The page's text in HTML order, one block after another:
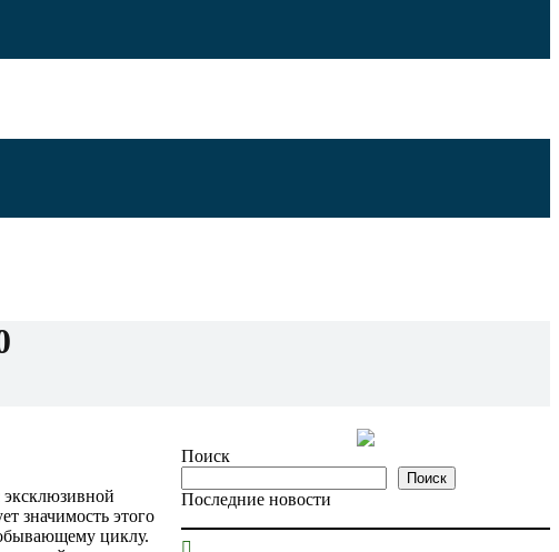
эксклюзивной
значимость этого
циклу.
Поиск
Поиск
Последние новости